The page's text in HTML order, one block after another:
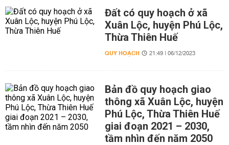
Đất có quy hoạch ở xã
Xuân Lộc, huyện Phú Lộc,
Thừa Thiên Huế
QUY HOẠCH 21:49 | 06/12/2023
Bản đồ quy hoạch giao
thông xã Xuân Lộc, huyện
Phú Lộc, Thừa Thiên Huế
giai đoạn 2021 – 2030,
tầm nhìn đến năm 2050